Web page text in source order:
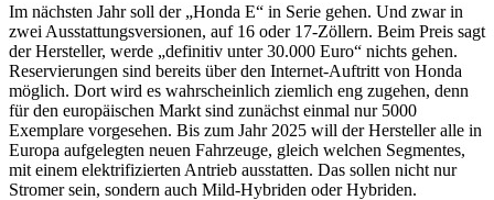
Im nächsten Jahr soll der „Honda E“ in Serie gehen. Und zwar in
zwei Ausstattungsversionen, auf 16 oder 17-Zöllern. Beim Preis sagt
der Hersteller, werde „definitiv unter 30.000 Euro“ nichts gehen.
Reservierungen sind bereits über den Internet-Auftritt von Honda
möglich. Dort wird es wahrscheinlich ziemlich eng zugehen, denn
für den europäischen Markt sind zunächst einmal nur 5000
Exemplare vorgesehen. Bis zum Jahr 2025 will der Hersteller alle in
Europa aufgelegten neuen Fahrzeuge, gleich welchen Segmentes,
mit einem elektrifizierten Antrieb ausstatten. Das sollen nicht nur
Stromer sein, sondern auch Mild-Hybriden oder Hybriden.